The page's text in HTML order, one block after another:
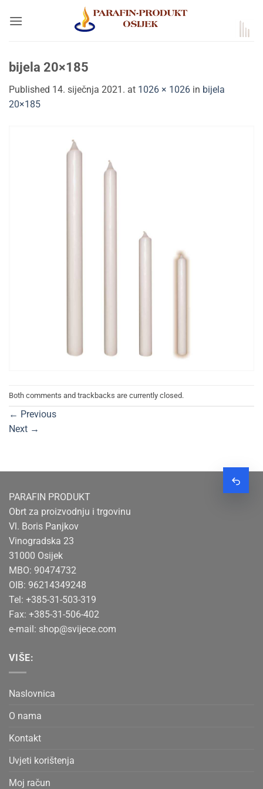
bijela 20×185
Published 14. siječnja 2021. at 1026 × 1026 in bijela
20×185
Both comments and trackbacks are currently closed.
← Previous
Next →
PARAFIN PRODUKT
Obrt za proizvodnju i trgovinu
Vl. Boris Panjkov
Vinogradska 23
31000 Osijek
MBO: 90474732
OIB: 96214349248
Tel: +385-31-503-319
Fax: +385-31-506-402
e-mail: shop@svijece.com
VIŠE:
Naslovnica
O nama
Kontakt
Uvjeti korištenja
Moj račun